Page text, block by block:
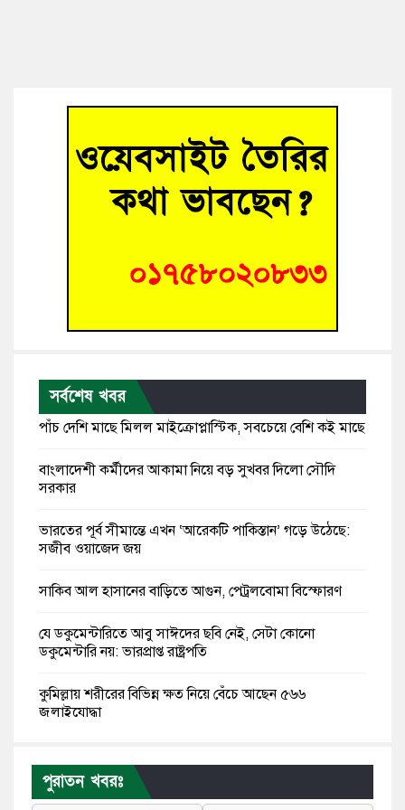
সর্বশেষ খবর
পাঁচ দেশি মাছে মিলল মাইক্রোপ্লাস্টিক, সবচেয়ে বেশি কই মাছে
বাংলাদেশী কর্মীদের আকামা নিয়ে বড় সুখবর দিলো সৌদি
সরকার
ভারতের পূর্ব সীমান্তে এখন ‘আরেকটি পাকিস্তান’ গড়ে উঠেছে:
সজীব ওয়াজেদ জয়
সাকিব আল হাসানের বাড়িতে আগুন, পেট্রলবোমা বিস্ফোরণ
যে ডকুমেন্টারিতে আবু সাঈদের ছবি নেই, সেটা কোনো
ডকুমেন্টারি নয়: ভারপ্রাপ্ত রাষ্ট্রপতি
কুমিল্লায় শরীরের বিভিন্ন ক্ষত নিয়ে বেঁচে আছেন ৫৬৬
জুলাইযোদ্ধা
পাটওয়ারী
পুরাতন খবরঃ